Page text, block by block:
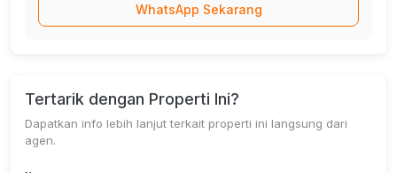
WhatsApp Sekarang
Tertarik dengan Properti Ini?
Dapatkan info lebih lanjut terkait properti ini langsung dari
agen.